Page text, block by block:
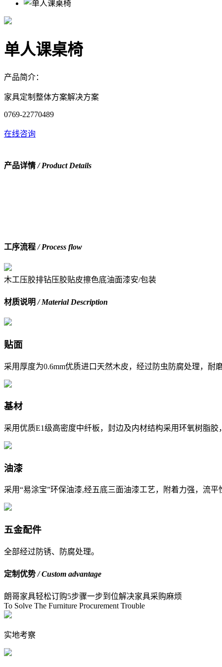
单人课桌椅
产品简介：
家具定制整体方案解决方案
0769-22770489
在线咨询
产品详情/ Product Details
工序流程/ Process flow
木工压胶排钻压胶贴皮擦色底油面漆安/包装
材质说明/ Material Description
贴面
采用厚度为0.6mm优质进口天然木皮，经过防虫防腐处理，耐
基材
采用优质E1级高密度中纤板，封边及内材结构采用环氧树脂胶
油漆
采用“易涂宝”环保油漆,经五底三面油漆工艺，附着力强，流
五金配件
全部经过防锈、防腐处理。
定制优势/ Custom advantage
朗哥家具轻松订购5步骤一步到位解决家具采购麻烦
To Solve The Furniture Procurement Trouble
实地考察